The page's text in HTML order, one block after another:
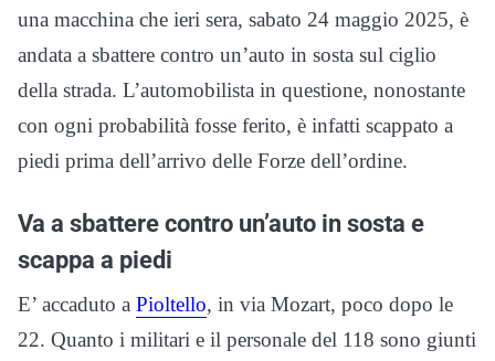
una macchina che ieri sera, sabato 24 maggio 2025, è
andata a sbattere contro un’auto in sosta sul ciglio
della strada. L’automobilista in questione, nonostante
con ogni probabilità fosse ferito, è infatti scappato a
piedi prima dell’arrivo delle Forze dell’ordine.
Va a sbattere contro un’auto in sosta e
scappa a piedi
E’ accaduto a Pioltello, in via Mozart, poco dopo le
22. Quanto i militari e il personale del 118 sono giunti